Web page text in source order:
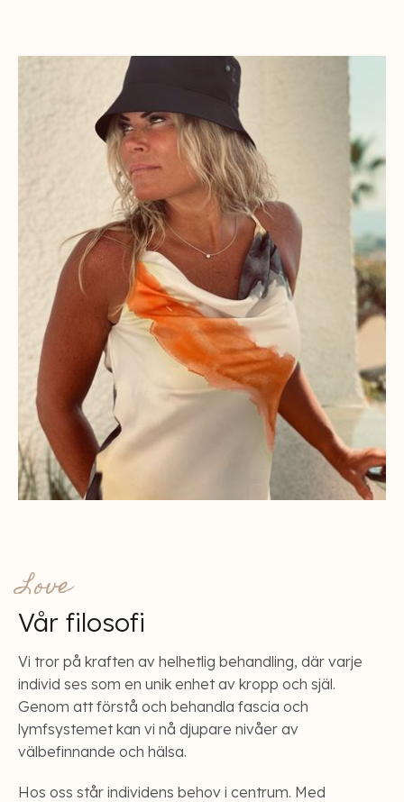
Love
Vår filosofi
Vi tror på kraften av helhetlig behandling, där varje
individ ses som en unik enhet av kropp och själ.
Genom att förstå och behandla fascia och
lymfsystemet kan vi nå djupare nivåer av
välbefinnande och hälsa.
Hos oss står individens behov i centrum. Med